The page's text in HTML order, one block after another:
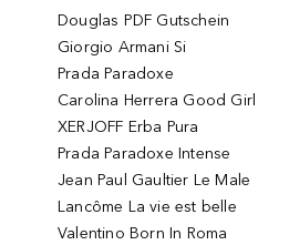
Douglas PDF Gutschein
Giorgio Armani Si
Prada Paradoxe
Carolina Herrera Good Girl
XERJOFF Erba Pura
Prada Paradoxe Intense
Jean Paul Gaultier Le Male
Lancôme La vie est belle
Valentino Born In Roma